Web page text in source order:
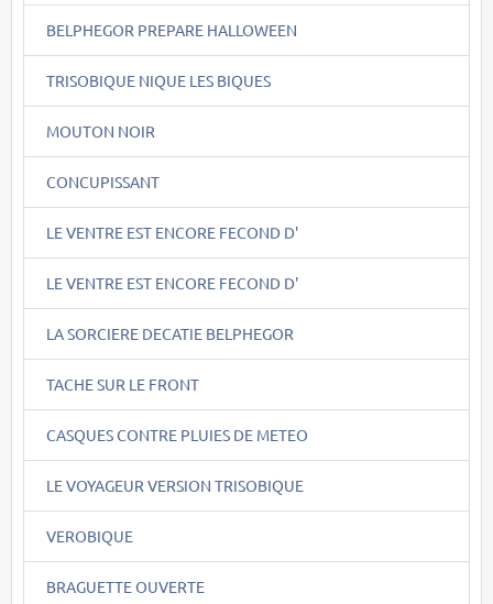
BELPHEGOR PREPARE HALLOWEEN
TRISOBIQUE NIQUE LES BIQUES
MOUTON NOIR
CONCUPISSANT
LE VENTRE EST ENCORE FECOND D'
LE VENTRE EST ENCORE FECOND D'
LA SORCIERE DECATIE BELPHEGOR
TACHE SUR LE FRONT
CASQUES CONTRE PLUIES DE METEO
LE VOYAGEUR VERSION TRISOBIQUE
VEROBIQUE
BRAGUETTE OUVERTE